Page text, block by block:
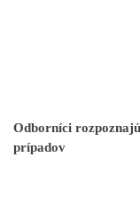
Odborníci
prípadov